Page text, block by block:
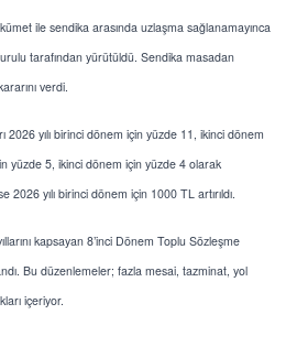
ile sendika arasında uzlaşma sağlanamayınca
tarafından yürütüldü. Sendika masadan
verdi.
yılı birinci dönem için yüzde 11, ikinci dönem
yüzde 5, ikinci dönem için yüzde 4 olarak
2026 yılı birinci dönem için 1000 TL artırıldı.
kapsayan 8’inci Dönem Toplu Sözleşme
Bu düzenlemeler; fazla mesai, tazminat, yol
içeriyor.